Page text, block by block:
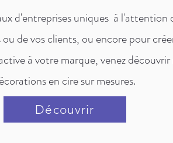
d'entreprises uniques à l'attention
de vos clients, ou encore pour
à votre marque, venez découvrir
en cire sur mesures.
Découvrir